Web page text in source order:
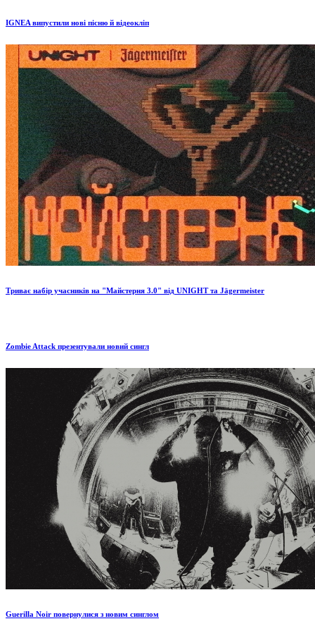
IGNEA випустили нові пісню й відеокліп
Триває набір учасників на "Майстерня 3.0" від UNIGHT та Jägermeister
Zombie Attack презентували новий сингл
Guerilla Noir повернулися з новим синглом